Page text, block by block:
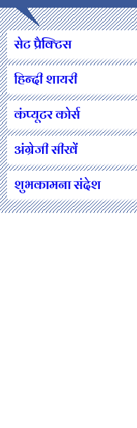
सेट प्रैक्टिस
हिन्दी शायरी
कंप्यूटर कोर्स
अंग्रेजी सीखें
शुभकामना संदेश